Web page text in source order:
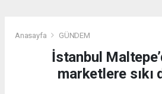
Anasayfa GÜNDEM
İstanbul
marketlere sıkı